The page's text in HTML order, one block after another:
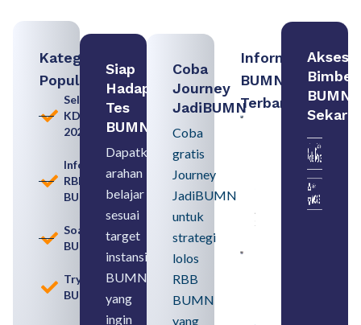
Kategori
Populer
Seleksi
KDKMP
2026
Informasi
RBB
BUMN
Soal
BUMN
Tryout
BUMN
Siap
Hadapi
Tes
BUMN
Dapatkan
arahan
belajar
sesuai
target
instansi
BUMN
yang
ingin
Coba
Journey
JadiBUMN
Coba
gratis
Journey
JadiBUMN
untuk
strategi
lolos
RBB
BUMN
yang
Informasi
BUMN
Terbaru:
Pengertian,
Perbedaan,
serta Jenis
August 6,
2026
SMA
Akses
Bimbel
BUMN